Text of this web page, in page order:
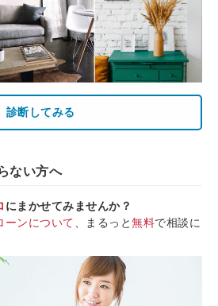
診断してみる
ない方へ
にまかせてみませんか？
ーンについて 、まるっと無料で相談に